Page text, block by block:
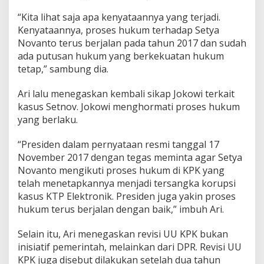
“Kita lihat saja apa kenyataannya yang terjadi.
Kenyataannya, proses hukum terhadap Setya
Novanto terus berjalan pada tahun 2017 dan sudah
ada putusan hukum yang berkekuatan hukum
tetap,” sambung dia.
Ari lalu menegaskan kembali sikap Jokowi terkait
kasus Setnov. Jokowi menghormati proses hukum
yang berlaku.
“Presiden dalam pernyataan resmi tanggal 17
November 2017 dengan tegas meminta agar Setya
Novanto mengikuti proses hukum di KPK yang
telah menetapkannya menjadi tersangka korupsi
kasus KTP Elektronik. Presiden juga yakin proses
hukum terus berjalan dengan baik,” imbuh Ari.
Selain itu, Ari menegaskan revisi UU KPK bukan
inisiatif pemerintah, melainkan dari DPR. Revisi UU
KPK juga disebut dilakukan setelah dua tahun